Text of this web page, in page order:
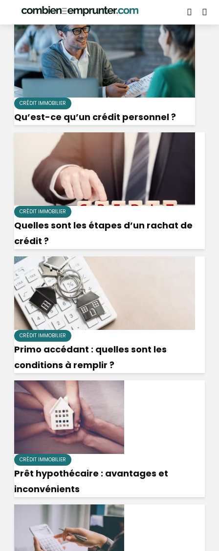
Crédit immobilier
CRÉDIT IMMOBILIER
Qu’est-ce qu’un crédit personnel ?
CRÉDIT IMMOBILIER
Quelles sont les étapes d’un rachat de
crédit ?
CRÉDIT IMMOBILIER
Primo accédant : quelles sont les
conditions à remplir ?
CRÉDIT IMMOBILIER
Prêt hypothécaire : avantages et
inconvénients